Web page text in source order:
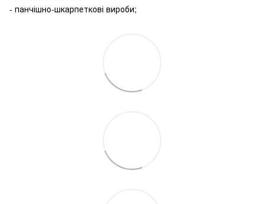
- панчішно-шкарпеткові вироби;